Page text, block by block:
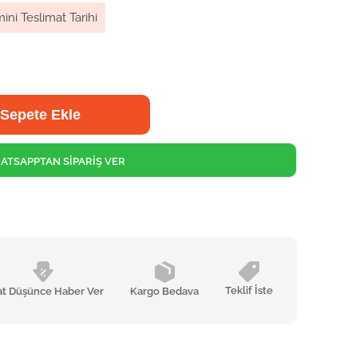
Teslimat Tarihi
Düşünce Haber Ver Kargo Bedava Teklif İste
SİPARİŞ VER